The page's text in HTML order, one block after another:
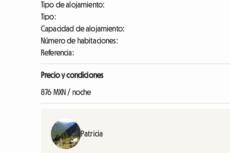
Tipo de alojamiento:
Tipo:
Capacidad de alojamiento:
Número de habitaciones:
Referencia:
Precio y condiciones
876 MXN / noche
Patricia